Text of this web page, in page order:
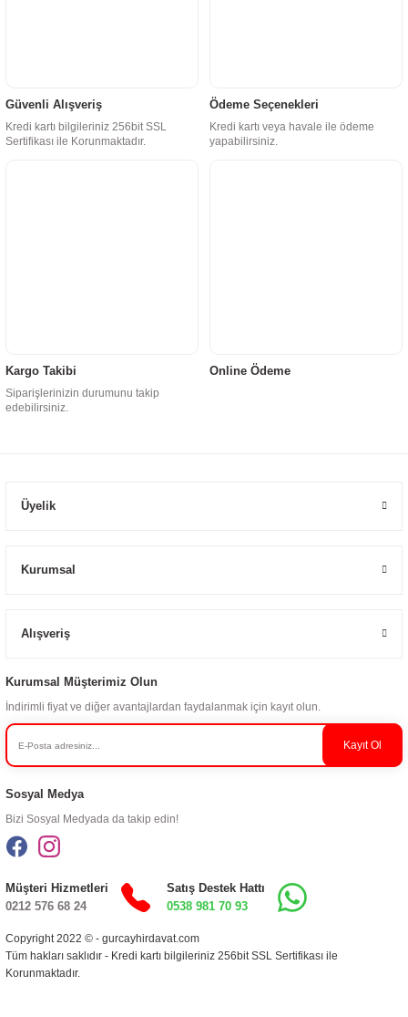
Güvenli Alışveriş
Kredi kartı bilgileriniz 256bit SSL
Sertifikası ile Korunmaktadır.
Ödeme Seçenekleri
Kredi kartı veya havale ile ödeme
yapabilirsiniz.
Kargo Takibi
Siparişlerinizin durumunu takip
edebilirsiniz.
Online Ödeme
Üyelik
Kurumsal
Alışveriş
Kurumsal Müşterimiz Olun
İndirimli fiyat ve diğer avantajlardan faydalanmak için kayıt olun.
Kayıt Ol
Sosyal Medya
Bizi Sosyal Medyada da takip edin!
Copyright 2022 © - gurcayhirdavat.com
Tüm hakları saklıdır - Kredi kartı bilgileriniz 256bit SSL Sertifikası ile
Korunmaktadır.
Müşteri Hizmetleri
0212 576 68 24
Satış Destek Hattı
0538 981 70 93